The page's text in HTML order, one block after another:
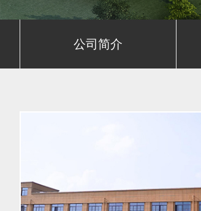
公司简介